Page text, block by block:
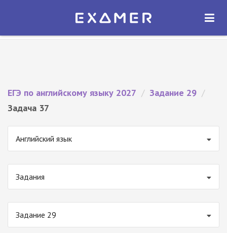
Экзамер — ЕГЭ 2027
ОТКРЫТЬ
ЕГЭ по английскому языку 2027 / Задание 29 /
Задача 37
Английский язык
Задания
Задание 29